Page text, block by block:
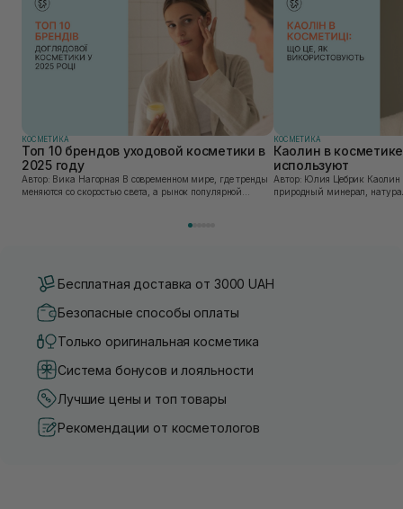
КОСМЕТИКА
Топ 10 брендов уходовой косметики в
2025 году
Автор: Вика Нагорная В современном мире, где тренды
меняются со скоростью света, а рынок популярной
КОСМЕТИКА
Каолин в
используют
Автор: Юлия Цебрик Каолин в косметологии – это
природный минерал,
Бесплатная доставка от 3000 UAH
Безопасные способы оплаты
Только оригинальная косметика
Система бонусов и лояльности
Лучшие цены и топ товары
Рекомендации от косметологов